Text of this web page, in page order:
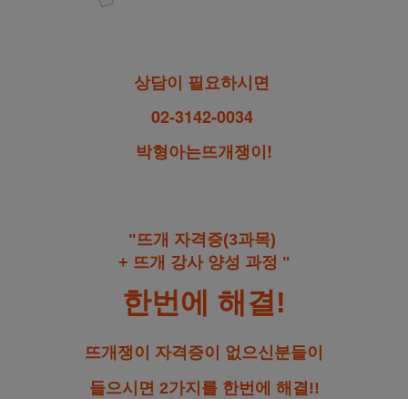
상담이 필요하시면
02-3142-0034
박형아는뜨개쟁이!
"뜨개 자격증(3과목)
+ 뜨개 강사 양성 과정 "
한번에 해결!
뜨개쟁이 자격증이 없으신분들이
들으시면 2가지를 한번에 해결!!